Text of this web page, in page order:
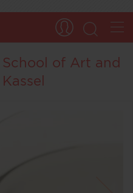
School of Art and